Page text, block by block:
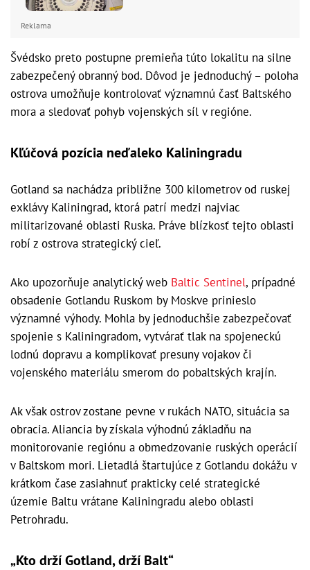
Reklama
Švédsko preto postupne premieňa túto lokalitu na silne
zabezpečený obranný bod. Dôvod je jednoduchý – poloha
ostrova umožňuje kontrolovať významnú časť Baltského
mora a sledovať pohyb vojenských síl v regióne.
Kľúčová pozícia neďaleko Kaliningradu
Gotland sa nachádza približne 300 kilometrov od ruskej
exklávy Kaliningrad, ktorá patrí medzi najviac
militarizované oblasti Ruska. Práve blízkosť tejto oblasti
robí z ostrova strategický cieľ.
Ako upozorňuje analytický web Baltic Sentinel, prípadné
obsadenie Gotlandu Ruskom by Moskve prinieslo
významné výhody. Mohla by jednoduchšie zabezpečovať
spojenie s Kaliningradom, vytvárať tlak na spojeneckú
lodnú dopravu a komplikovať presuny vojakov či
vojenského materiálu smerom do pobaltských krajín.
Ak však ostrov zostane pevne v rukách NATO, situácia sa
obracia. Aliancia by získala výhodnú základňu na
monitorovanie regiónu a obmedzovanie ruských operácií
v Baltskom mori. Lietadlá štartujúce z Gotlandu dokážu v
krátkom čase zasiahnuť prakticky celé strategické
územie Baltu vrátane Kaliningradu alebo oblasti
Petrohradu.
„Kto drží Gotland, drží Balt“